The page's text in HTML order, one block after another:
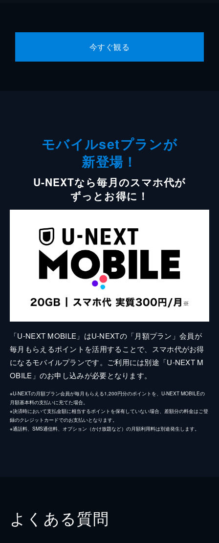
今すぐ観る
モバイルsetプランが
新登場！
U-NEXTなら毎月のスマホ代が
ずっとお得に！
「U-NEXT MOBILE」はU-NEXTの「月額プラン」会員が
毎月もらえるポイントを活用することで、スマホ代がお得
になるモバイルプランです。ご利用には別途「U-NEXT M
OBILE」のお申し込みが必要となります。
※U-NEXTの月額プラン会員が毎月もらえる1,200円分のポイントを、U-NEXT MOBILEの
月額基本料の支払いに充てた場合。
※決済時において支払金額に相当するポイントを保有していない場合、差額分の料金はご登
録のクレジットカードでのお支払いとなります。
※通話料、SMS通信料、オプション（かけ放題など）の月額利用料は別途発生します。
よくある質問